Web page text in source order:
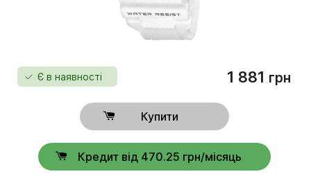
Є в наявності 1 881 грн
Купити
Кредит від 470.25 грн/місяць